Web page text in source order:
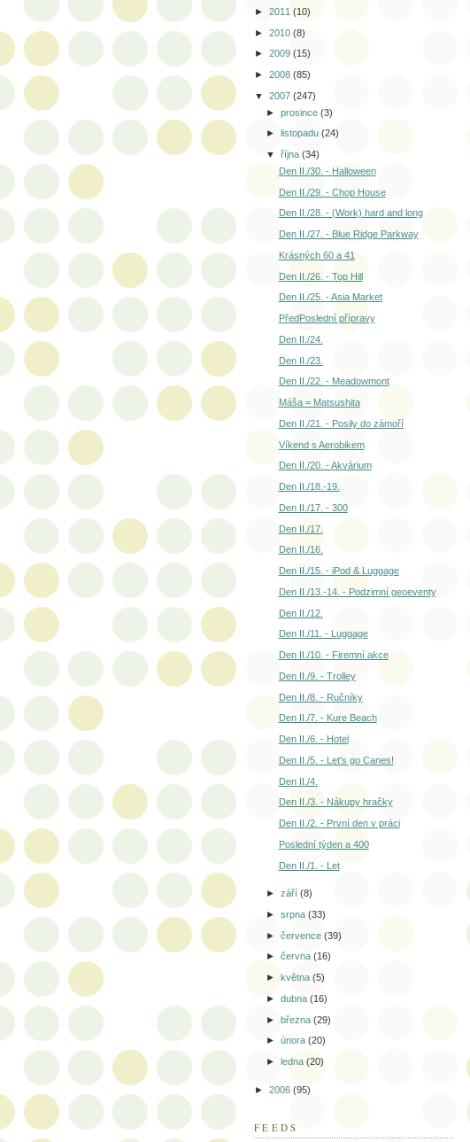
► 2011 (10)
► 2010 (8)
► 2009 (15)
► 2008 (85)
▼ 2007 (247)
►prosince(3)
►
listopadu(24)
▼října(34)
Den II./30. - Halloween
Den II./29. - Chop House
Den II./28. - (Work) hard and long
Den II./27. - Blue Ridge Parkway
Krásných 60 a 41
Den II./26. - Top Hill
Den II./25. - Asia Market
PředPoslední přípravy
Den II./24.
Den II./23.
Den II./22. - Meadowmont
Máša = Matsushita
Den II./21. - Posily do zámoří
Víkend s Aerobikem
Den II./20. - Akvárium
Den II./18.-19.
Den II./17. - 300
Den II./17.
Den II./16.
Den II./15. - iPod & Luggage
Den II./13.-14. - Podzimní geoeventy
Den II./12.
Den II./11. - Luggage
Den II./10. - Firemní akce
Den II./9. - Trolley
Den II./8. - Ručníky
Den II./7. - Kure Beach
Den II./6. - Hotel
Den II./5. - Let's go Canes!
Den II./4.
Den II./3. - Nákupy hračky
Den II./2. - První den v práci
Poslední týden a 400
Den II./1. - Let
►září(8)
►srpna(33)
►července(39)
►června(16)
►května(5)
►dubna(16)
►března(29)
►února(20)
►ledna(20)
► 2006 (95)
FEEDS